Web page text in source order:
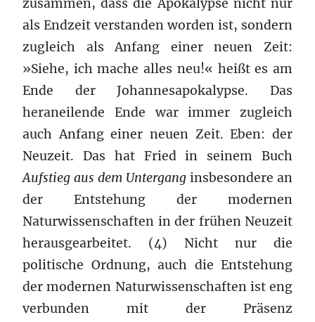
zusammen, dass die Apokalypse nicht nur
als Endzeit verstanden worden ist, sondern
zugleich als Anfang einer neuen Zeit:
»Siehe, ich mache alles neu!« heißt es am
Ende der Johannesapokalypse. Das
heraneilende Ende war immer zugleich
auch Anfang einer neuen Zeit. Eben: der
Neuzeit. Das hat Fried in seinem Buch
Aufstieg aus dem Untergang insbesondere an
der Entstehung der modernen
Naturwissenschaften in der frühen Neuzeit
herausgearbeitet. (4) Nicht nur die
politische Ordnung, auch die Entstehung
der modernen Naturwissenschaften ist eng
verbunden mit der Präsenz